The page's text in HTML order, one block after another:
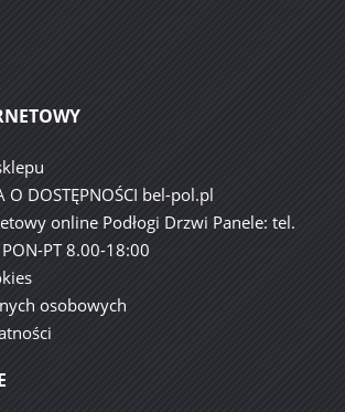
O DOSTĘPNOŚCI bel-pol.pl
online Podłogi Drzwi Panele: tel.
PT 8.00-18:00
osobowych